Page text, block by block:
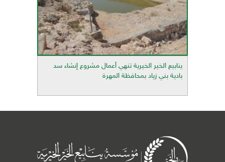
ينابيع الخير الخيرية تنهي أعمال مشروع إنشاء سد
بادية بني زياد بمحافظة المهرة